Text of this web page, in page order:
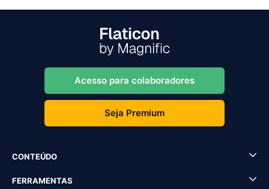
Acesso para colaboradores
Seja Premium
CONTEÚDO
FERRAMENTAS